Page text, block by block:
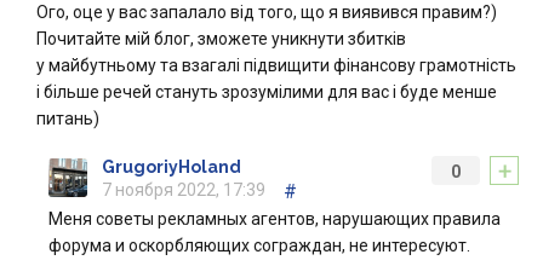
Ого, оце у вас запалало від того, що я виявився правим?)
Почитайте мій блог, зможете уникнути збитків
у майбутньому та взагалі підвищити фінансову грамотність
і більше речей стануть зрозумілими для вас і буде менше
питань)
+
0
GrugoriyHoland
7 ноября 2022, 17:39
#
Меня советы рекламных агентов, нарушающих правила
форума и оскорбляющих сограждан, не интересуют.